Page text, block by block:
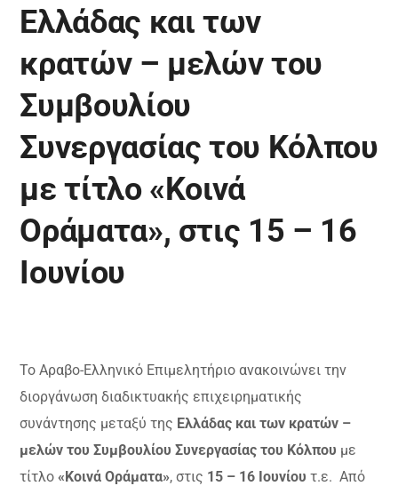
Ελλάδας και των
κρατών – μελών του
Συμβουλίου
Συνεργασίας του Κόλπου
με τίτλο «Κοινά
Οράματα», στις 15 – 16
Ιουνίου
Το Αραβο-Ελληνικό Επιμελητήριο ανακοινώνει την
διοργάνωση διαδικτυακής επιχειρηματικής
συνάντησης μεταξύ της Ελλάδας και των κρατών –
μελών του Συμβουλίου Συνεργασίας του Κόλπου με
τίτλο«Κοινά Οράματα», στις 15 – 16 Ιουνίου τ.ε. Από